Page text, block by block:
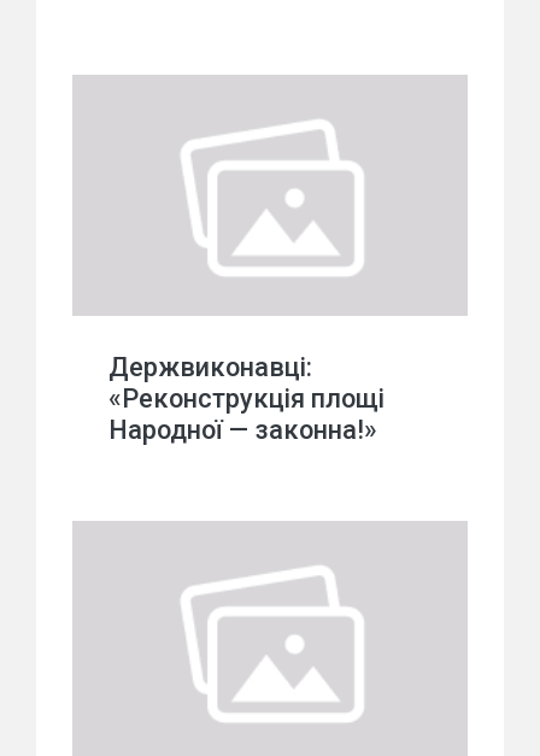
Держвиконавці:
«Реконструкція площі
Народної — законна!»